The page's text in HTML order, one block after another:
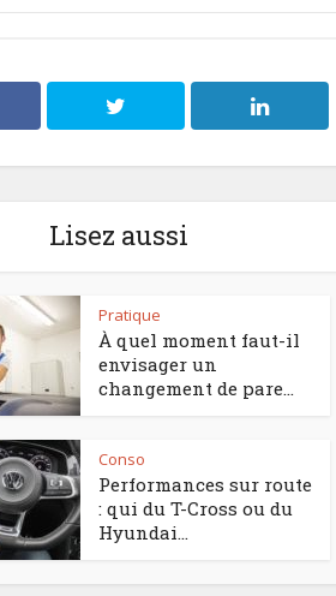
Lisez aussi
Pratique
À quel moment faut-il
envisager un
changement de pare...
Conso
Performances sur route
: qui du T-Cross ou du
Hyundai...